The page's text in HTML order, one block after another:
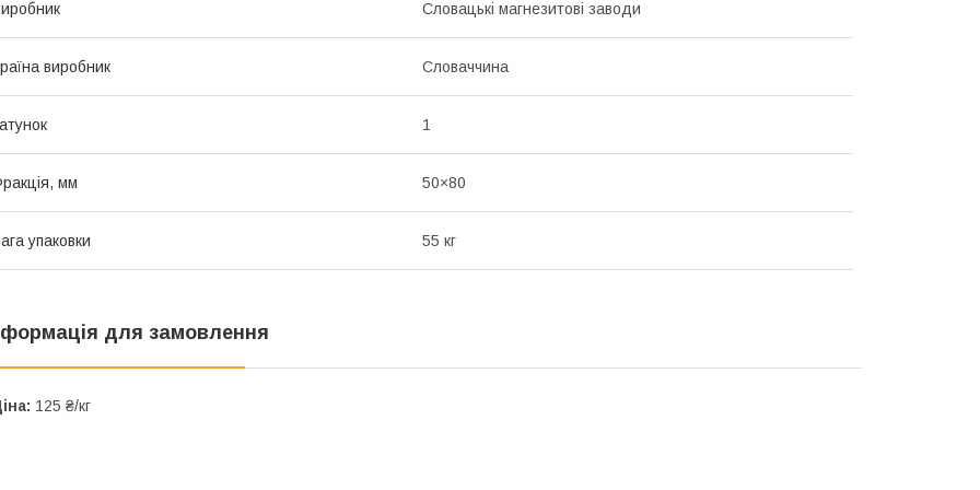
Словацькі магнезитові заводи
виробник Словаччина
1
мм 50×80
упаковки 55 кг
для замовлення
125 ₴/кг